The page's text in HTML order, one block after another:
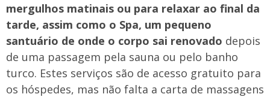
mergulhos matinais ou para relaxar ao final da
tarde, assim como o Spa, um pequeno
santuário de onde o corpo sai renovado depois
de uma passagem pela sauna ou pelo banho
turco. Estes serviços são de acesso gratuito para
os hóspedes, mas não falta a carta de massagens